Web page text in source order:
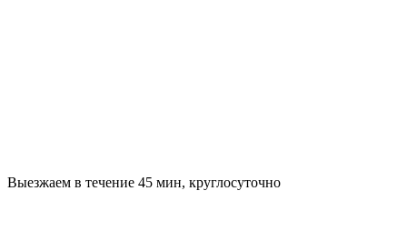
Выезжаем в течение 45 мин, круглосуточно